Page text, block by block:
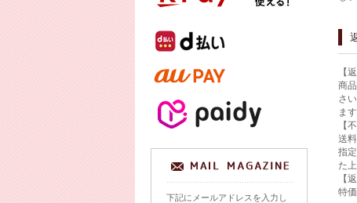
【
商
さ
ます
【
送
指
た
【
特
下記にメールアドレスを入力し